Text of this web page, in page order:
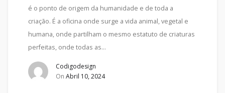
é o ponto de origem da humanidade e de toda a
criação. É a oficina onde surge a vida animal, vegetal e
humana, onde partilham o mesmo estatuto de criaturas
perfeitas, onde todas as...
Codigodesign
On Abril 10, 2024